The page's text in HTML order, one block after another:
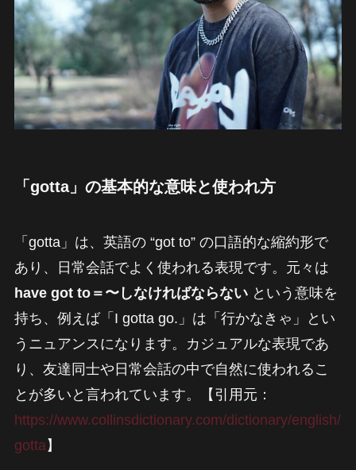
「gotta」の基本的な意味と使われ方
「gotta」は、英語の “got to” の口語的な縮約形で
あり、日常会話でよく使われる表現です。元々は
have got to＝〜しなければならないという意味を
持ち、例えば「I gotta go.」は「行かなきゃ」とい
うニュアンスになります。カジュアルな表現であ
り、友達同士や日常会話の中で自然に使われるこ
とが多いと言われています。【引用元：
https://www.collinsdictionary.com/dictionary/english/
gotta 】